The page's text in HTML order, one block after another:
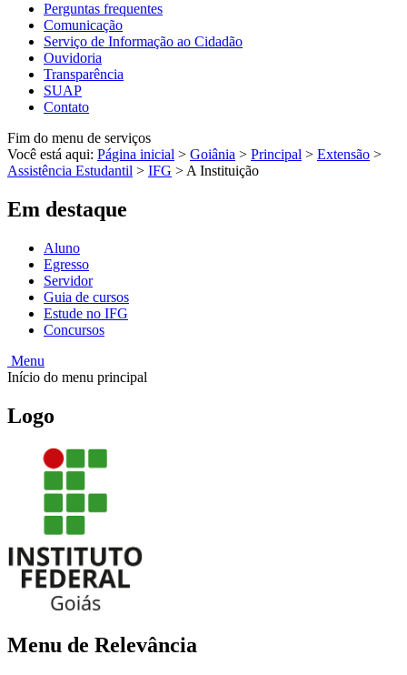
Perguntas frequentes
Comunicação
Serviço de Informação ao Cidadão
Ouvidoria
Transparência
SUAP
Contato
Fim do menu de serviços
Você está aqui: Página inicial > Goiânia > Principal > Extensão >
Assistência Estudantil > IFG >A Instituição
Em destaque
Aluno
Egresso
Servidor
Guia de cursos
Estude no IFG
Concursos
Menu
Início do menu principal
Logo
Menu de Relevância